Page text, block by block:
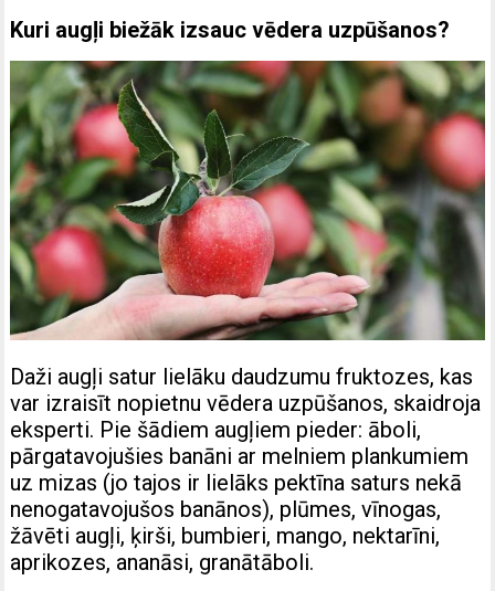
Kuri augļi biežāk izsauc vēdera uzpūšanos?
Daži augļi satur lielāku daudzumu fruktozes, kas
var izraisīt nopietnu vēdera uzpūšanos, skaidroja
eksperti. Pie šādiem augļiem pieder: āboli,
pārgatavojušies banāni ar melniem plankumiem
uz mizas (jo tajos ir lielāks pektīna saturs nekā
nenogatavojušos banānos), plūmes, vīnogas,
žāvēti augļi, ķirši, bumbieri, mango, nektarīni,
aprikozes, ananāsi, granātāboli.